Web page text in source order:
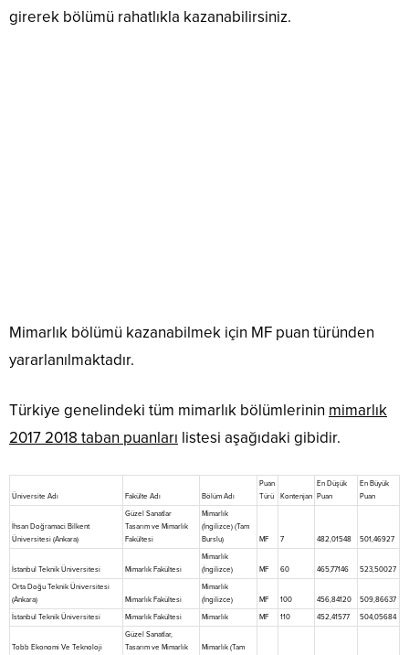
girerek bölümü rahatlıkla kazanabilirsiniz.
Mimarlık bölümü kazanabilmek için MF puan türünden
yararlanılmaktadır.
Türkiye genelindeki tüm mimarlık bölümlerinin mimarlık
2017 2018 taban puanları listesi aşağıdaki gibidir.
Üniversite Adı Fakülte Adı Bölüm Adı
Puan
Türü
Kontenjan
En Düşük
Puan
En Büyük
Puan
İhsan Doğramaci Bilkent
Üniversitesi (Ankara)
Güzel Sanatlar
Tasarım ve Mimarlık
Fakültesi
Mimarlık
(İngilizce) (Tam
Burslu)
MF 7 482,01548 501,46927
İstanbul Teknik Üniversitesi Mimarlık Fakültesi
Mimarlık
(İngilizce)
MF 60 465,77146 523,50027
Orta Doğu Teknik Üniversitesi
(Ankara)
Mimarlık Fakültesi
Mimarlık
(İngilizce)
MF 100 456,84120 509,86637
İstanbul Teknik Üniversitesi Mimarlık Fakültesi Mimarlık MF 110 452,41577 504,05684
Tobb Ekonomi Ve Teknoloji
Güzel Sanatlar,
Tasarım ve Mimarlık
Mimarlık (Tam